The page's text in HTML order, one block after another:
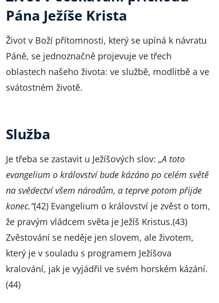
Pána Ježíše Krista
Život v Boží přítomnosti, který se upíná k návratu
Páně, se jednoznačně projevuje ve třech
oblastech našeho života: ve službě, modlitbě a ve
svátostném životě.
Služba
Je třeba se zastavit u Ježíšových slov: „A toto
evangelium o království bude kázáno po celém světě
na svědectví všem národům, a teprve potom přijde
konec.“(42) Evangelium o království je zvěst o tom,
že pravým vládcem světa je Ježíš Kristus.(43)
Zvěstování se neděje jen slovem, ale životem,
který je v souladu s programem Ježíšova
kralování, jak je vyjádřil ve svém horském kázání.
(44)